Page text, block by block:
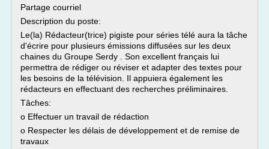
Partage courriel
Description du poste:
Le(la) Rédacteur(trice) pigiste pour séries télé aura la tâche
d'écrire pour plusieurs émissions diffusées sur les deux
chaines du Groupe Serdy . Son excellent français lui
permettra de rédiger ou réviser et adapter des textes pour
les besoins de la télévision. Il appuiera également les
rédacteurs en effectuant des recherches préliminaires.
Tâches:
o Effectuer un travail de rédaction
o Respecter les délais de développement et de remise de
travaux